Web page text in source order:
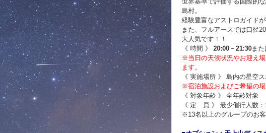
島村。
経験豊富なアストロガイド
また、​フルアースでは口径
大人気です！！
《 時間 》 20:00－21:30また
※当日の天候状況やお迎え
ます。
《 実施場所 》 島内の星空ス
※宿泊施設およびご希望の場
《 対象年齢 》 全年齢対象
《 定 員 》 最少催行人数
※13名以上のグループのお